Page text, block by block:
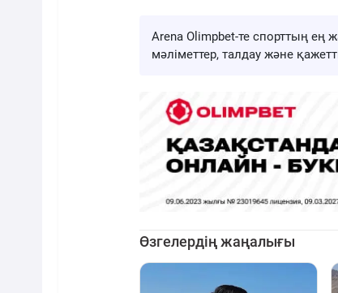
Arena Olimpbet-те спорттың
мәліметтер, талдау және